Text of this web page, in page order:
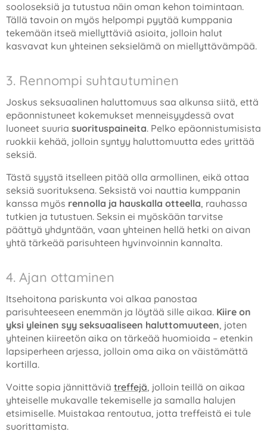
sooloseksiä ja tutustua näin oman kehon toimintaan.
Tällä tavoin on myös helpompi pyytää kumppania
tekemään itseä miellyttäviä asioita, jolloin halut
kasvavat kun yhteinen seksielämä on miellyttävämpää.
3. Rennompi suhtautuminen
Joskus seksuaalinen haluttomuus saa alkunsa siitä, että
epäonnistuneet kokemukset menneisyydessä ovat
luoneet suuria suorituspaineita. Pelko epäonnistumisista
ruokkii kehää, jolloin syntyy haluttomuutta edes yrittää
seksiä.
Tästä syystä itselleen pitää olla armollinen, eikä ottaa
seksiä suorituksena. Seksistä voi nauttia kumppanin
kanssa myös rennolla ja hauskalla otteella, rauhassa
tutkien ja tutustuen. Seksin ei myöskään tarvitse
päättyä yhdyntään, vaan yhteinen hellä hetki on aivan
yhtä tärkeää parisuhteen hyvinvoinnin kannalta.
4. Ajan ottaminen
Itsehoitona pariskunta voi alkaa panostaa
parisuhteeseen enemmän ja löytää sille aikaa. Kiire on
yksi yleinen syy seksuaaliseen haluttomuuteen, joten
yhteinen kiireetön aika on tärkeää huomioida – etenkin
lapsiperheen arjessa, jolloin oma aika on väistämättä
kortilla.
Voitte sopia jännittäviä treffejä, jolloin teillä on aikaa
yhteiselle mukavalle tekemiselle ja samalla halujen
etsimiselle. Muistakaa rentoutua, jotta treffeistä ei tule
suorittamista.